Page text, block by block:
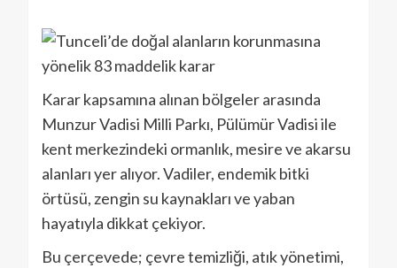
Karar kapsamına alınan bölgeler arasında
Munzur Vadisi Milli Parkı, Pülümür Vadisi ile
kent merkezindeki ormanlık, mesire ve akarsu
alanları yer alıyor. Vadiler, endemik bitki
örtüsü, zengin su kaynakları ve yaban
hayatıyla dikkat çekiyor.
Bu çerçevede; çevre temizliği, atık yönetimi,